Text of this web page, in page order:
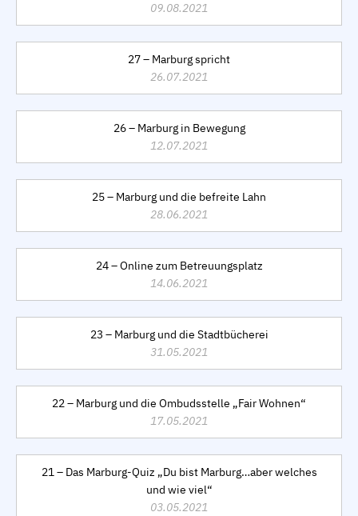
09.08.2021
27 – Marburg spricht
26.07.2021
26 – Marburg in Bewegung
12.07.2021
25 – Marburg und die befreite Lahn
28.06.2021
24 – Online zum Betreuungsplatz
14.06.2021
23 – Marburg und die Stadtbücherei
31.05.2021
22 – Marburg und die Ombudsstelle „Fair Wohnen“
17.05.2021
21 – Das Marburg-Quiz „Du bist Marburg…aber welches
und wie viel“
03.05.2021